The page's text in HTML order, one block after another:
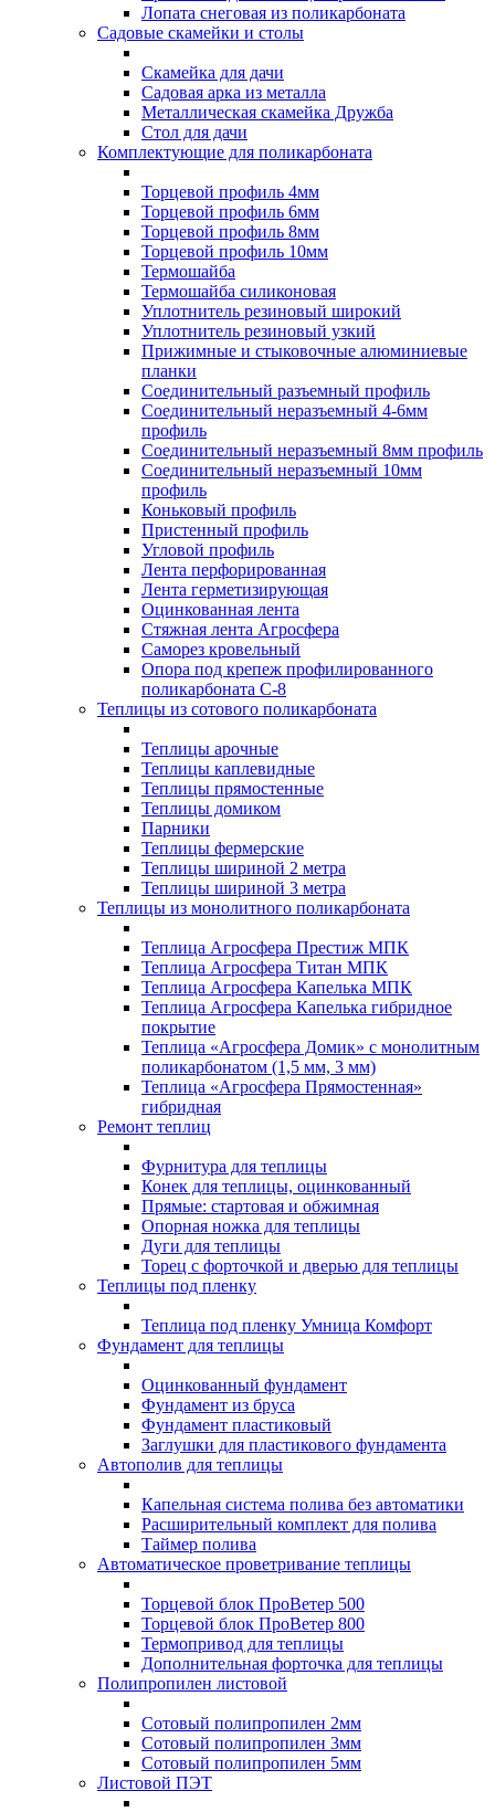
Лопата снеговая из поликарбоната
Садовые скамейки и столы
Скамейка для дачи
Садовая арка из металла
Металлическая скамейка Дружба
Стол для дачи
Комплектующие для поликарбоната
Торцевой профиль 4мм
Торцевой профиль 6мм
Торцевой профиль 8мм
Торцевой профиль 10мм
Термошайба
Термошайба силиконовая
Уплотнитель резиновый широкий
Уплотнитель резиновый узкий
Прижимные и стыковочные алюминиевые
планки
Соединительный разъемный профиль
Соединительный неразъемный 4-6мм
профиль
Соединительный неразъемный 8мм профиль
Соединительный неразъемный 10мм
профиль
Коньковый профиль
Пристенный профиль
Угловой профиль
Лента перфорированная
Лента герметизирующая
Оцинкованная лента
Стяжная лента Агросфера
Саморез кровельный
Опора под крепеж профилированного
поликарбоната С-8
Теплицы из сотового поликарбоната
Теплицы арочные
Теплицы каплевидные
Теплицы прямостенные
Теплицы домиком
Парники
Теплицы фермерские
Теплицы шириной 2 метра
Теплицы шириной 3 метра
Теплицы из монолитного поликарбоната
Теплица Агросфера Престиж МПК
Теплица Агросфера Титан МПК
Теплица Агросфера Капелька МПК
Теплица Агросфера Капелька гибридное
покрытие
Теплица «Агросфера Домик» с монолитным
поликарбонатом (1,5 мм, 3 мм)
Теплица «Агросфера Прямостенная»
гибридная
Ремонт теплиц
Фурнитура для теплицы
Конек для теплицы, оцинкованный
Прямые: стартовая и обжимная
Опорная ножка для теплицы
Дуги для теплицы
Торец с форточкой и дверью для теплицы
Теплицы под пленку
Теплица под пленку Умница Комфорт
Фундамент для теплицы
Оцинкованный фундамент
Фундамент из бруса
Фундамент пластиковый
Заглушки для пластикового фундамента
Автополив для теплицы
Капельная система полива без автоматики
Расширительный комплект для полива
Таймер полива
Автоматическое проветривание теплицы
Торцевой блок ПроВетер 500
Торцевой блок ПроВетер 800
Термопривод для теплицы
Дополнительная форточка для теплицы
Полипропилен листовой
Сотовый полипропилен 2мм
Сотовый полипропилен 3мм
Сотовый полипропилен 5мм
Листовой ПЭТ